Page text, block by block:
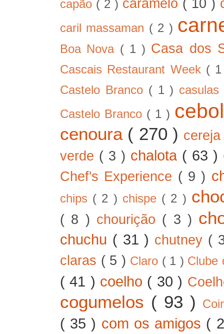
capão ( 2 ) caramelo ( 10 )
caril massaman ( 2 )
Boa Nova ( 1 ) Casa dos
Cascais Restaurant Week (
Castelo Branco ( 1 )
Castelo Branco ( 1 )
cenoura ( 270 )
verde ( 3 ) chalota ( 63 )
Chef's Experience ( 9 )
chips ( 2 ) chispe ( 2 )
( 8 ) chourição ( 3 )
chuchu ( 31 ) chutney (
claras ( 5 ) Claro ( 1 ) Clube
( 41 ) coelho ( 30 )
cogumelos ( 93 )
( 35 ) com os amigos (